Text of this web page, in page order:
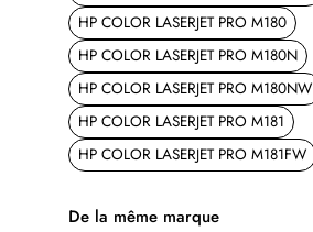
HP COLOR LASERJET PRO M180
HP COLOR LASERJET PRO M180N
HP COLOR LASERJET PRO M180NW
HP COLOR LASERJET PRO M181
HP COLOR LASERJET PRO M181FW
De la même marque